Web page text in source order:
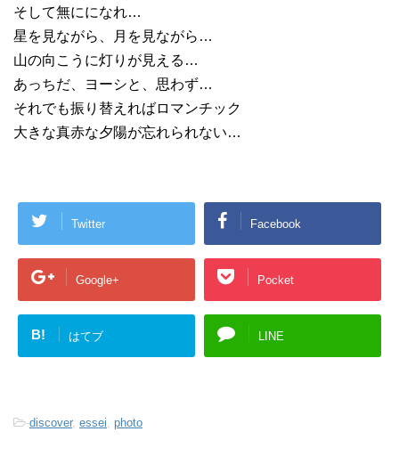
そして無にになれ…
星を見ながら、月を見ながら…
山の向こうに灯りが見える…
あっちだ、ヨーシと、思わず…
それでも振り替えればロマンチック
大きな真赤な夕陽が忘れられない…
Twitter Facebook
Google+ Pocket
B! はてブ LINE
-discover, essei, photo